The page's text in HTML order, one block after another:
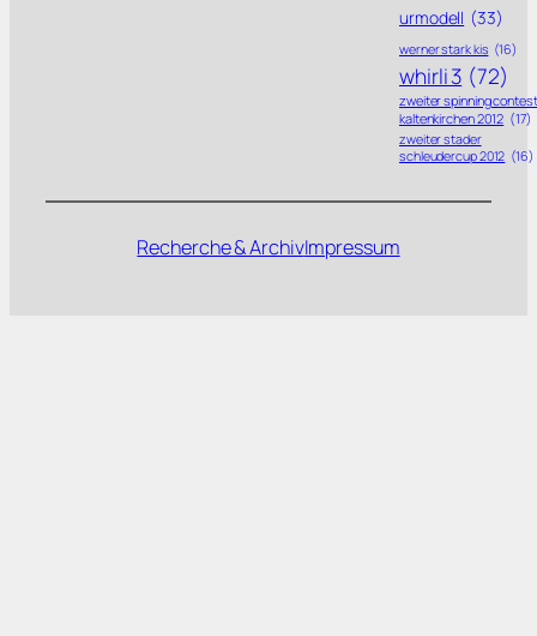
urmodell (33)
werner stark kis (16)
whirli 3 (72)
zweiter spinning contest
kaltenkirchen 2012 (17)
zweiter stader
schleudercup 2012 (16)
Recherche & ArchivImpressum